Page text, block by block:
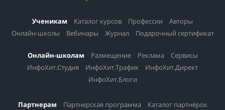
Ученикам Каталог курсов Профессии
Авторы
Онлайн-школы
Вебинары Журнал Подарочный сертификат
Онлайн-школам Размещение Реклама
Сервисы
ИнфоХит.Студия
ИнфоХит.Трафик
ИнфоХит.Директ
ИнфоХит.Блоги
Партнерам Партнерская программа Каталог партнёрок